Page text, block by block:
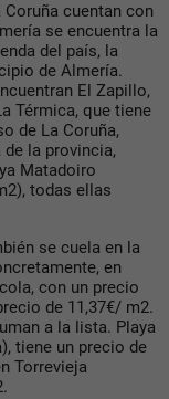
cuentan con
se encuentra la
del país, la
de Almería.
El Zapillo,
Térmica, que tiene
de La Coruña,
de la provincia,
Matadoiro
todas ellas
se cuela en la
en
con un precio
de 11,37€/ m2.
a la lista. Playa
tiene un precio de
Torrevieja